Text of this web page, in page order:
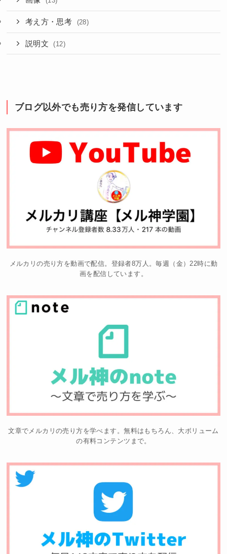
考え方・思考 (28)
説明文 (12)
ブログ以外でも売り方を発信しています
メルカリの売り方を動画で配信。登録者8万人。毎週（金）22時に動
画を配信しています。
文章でメルカリの売り方を学べます。無料はもちろん、大ボリューム
の有料コンテンツまで。